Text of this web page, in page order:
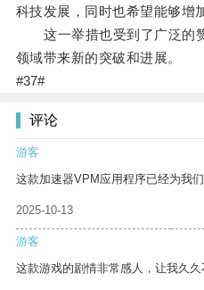
科技发展，同时也希望能够增
这一举措也受到了广泛的
领域带来新的突破和进展。
#37#
评论
游客
这款加速器VPM应用程序已经为我
2025-10-13
游客
这款游戏的剧情非常感人，让我久久